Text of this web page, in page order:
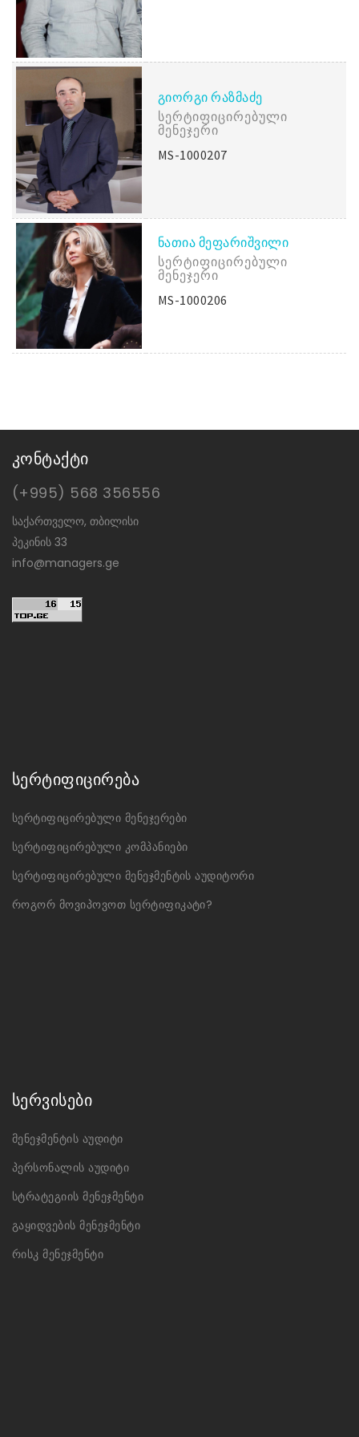
ᲒᲘᲝᲠᲒᲘ ᲠᲐᲖᲛᲐᲫᲔ
Სერტიფიცირებული
Მენეჯერი
MS-1000207
ᲜᲐᲗᲘᲐ ᲛᲔᲤᲐᲠᲘᲨᲕᲘᲚᲘ
Სერტიფიცირებული
Მენეჯერი
MS-1000206
კონტაქტი
(+995) 568 356556
საქართველო, თბილისი
პეკინის 33
info@managers.ge
სერტიფიცირება
სერტიფიცირებული მენეჯერები
სერტიფიცირებული კომპანიები
სერტიფიცირებული მენეჯმენტის აუდიტორი
როგორ მოვიპოვოთ სერტიფიკატი?
სერვისები
მენეჯმენტის აუდიტი
პერსონალის აუდიტი
სტრატეგიის მენეჯმენტი
გაყიდვების მენეჯმენტი
რისკ მენეჯმენტი